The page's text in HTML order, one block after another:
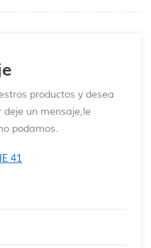
productos y desea
un mensaje,le
podamos.
41